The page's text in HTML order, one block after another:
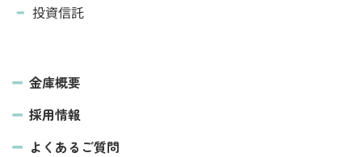
投資信託
金庫概要
採用情報
よくあるご質問